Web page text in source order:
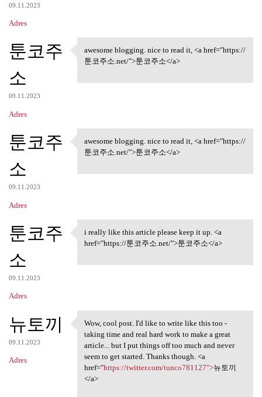
09.11.2023
Adres
툰코주
소
09.11.2023
Adres
awesome blogging. nice to
awesome blogging. nice to read it, <a href="https://
툰코주소.net/">툰코주소</a>
툰코주
소
09.11.2023
Adres
awesome blogging. nice to
awesome blogging. nice to read it, <a href="https://
툰코주소.net/">툰코주소</a>
툰코주
소
09.11.2023
Adres
i really like this article
i really like this article please keep it up. <a
href="https://툰코주소.net/">툰코주소</a>
뉴토끼
09.11.2023
Adres
Wow, cool post. I'd like to
Wow, cool post. I'd like to write like this too -
taking time and real hard work to make a great
article... but I put things off too much and never
seem to get started. Thanks though. <a
href="https://twitter.com/tunco781127">뉴토끼
</a>